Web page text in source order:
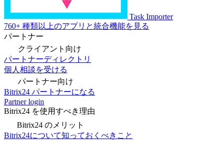
Task Importer
760+ 種類以上のアプリと統合機能を見る
パートナー
クライアント向け
パートナーディレクトリ
個人相談を受ける
パートナー向け
Bitrix24 パートナーになる
Partner login
Bitrix24 を使用すべき理由
Bitrix24 のメリット
Bitrix24について知っておくべきこと